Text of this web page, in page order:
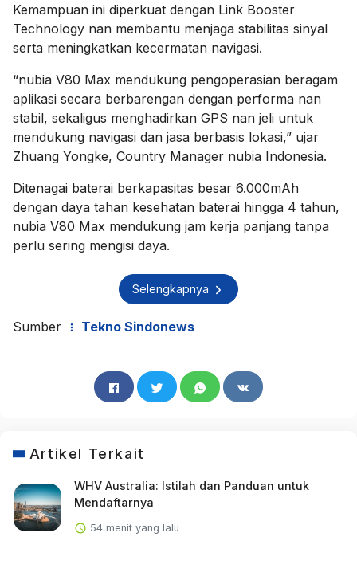
Kemampuan ini diperkuat dengan Link Booster
Technology nan membantu menjaga stabilitas sinyal
serta meningkatkan kecermatan navigasi.
“nubia V80 Max mendukung pengoperasian beragam
aplikasi secara berbarengan dengan performa nan
stabil, sekaligus menghadirkan GPS nan jeli untuk
mendukung navigasi dan jasa berbasis lokasi,” ujar
Zhuang Yongke, Country Manager nubia Indonesia.
Ditenagai baterai berkapasitas besar 6.000mAh
dengan daya tahan kesehatan baterai hingga 4 tahun,
nubia V80 Max mendukung jam kerja panjang tanpa
perlu sering mengisi daya.
Selengkapnya
Sumber Tekno Sindonews
Artikel Terkait
WHV Australia: Istilah dan Panduan untuk
Mendaftarnya
54 menit yang lalu